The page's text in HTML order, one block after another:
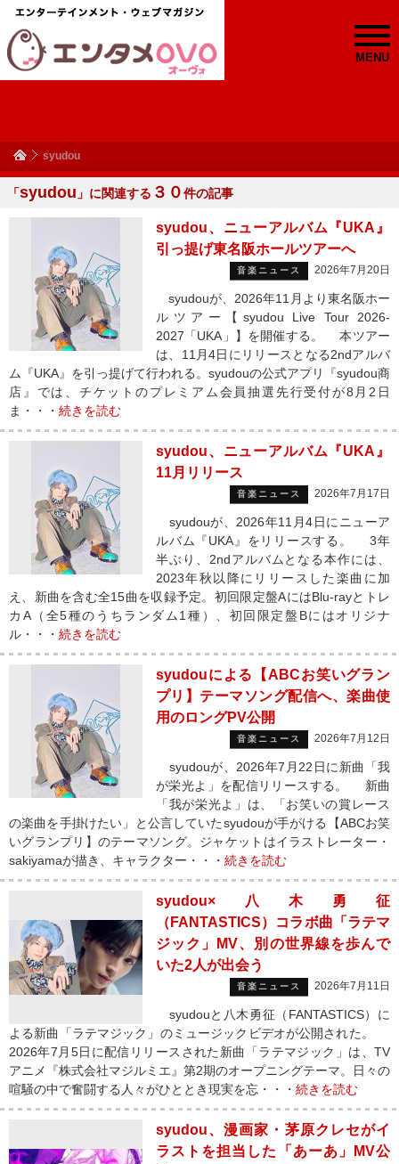
MENU
syudou
「syudou 」に関連する ３０件の記事
syudou、ニューアルバム『UKA』
引っ提げ東名阪ホールツアーへ
音楽ニュース 2026年7月20日
syudouが、2026年11月より東名阪ホー
ルツアー【syudou Live Tour 2026-
2027「UKA」】を開催する。 本ツアー
は、11月4日にリリースとなる2ndアルバ
ム『UKA』を引っ提げて行われる。syudouの公式アプリ『syudou商
店』では、チケットのプレミアム会員抽選先行受付が8月2日
ま・・・ 続きを読む
syudou、ニューアルバム『UKA』
11月リリース
音楽ニュース 2026年7月17日
syudouが、2026年11月4日にニューア
ルバム『UKA』をリリースする。 3年
半ぶり、2ndアルバムとなる本作には、
2023年秋以降にリリースした楽曲に加
え、新曲を含む全15曲を収録予定。初回限定盤AにはBlu-rayとトレ
カA（全5種のうちランダム1種）、初回限定盤Bにはオリジナ
ル・・・ 続きを読む
syudouによる【ABCお笑いグラン
プリ】テーマソング配信へ、楽曲使
用のロングPV公開
音楽ニュース 2026年7月12日
syudouが、2026年7月22日に新曲「我
が栄光よ」を配信リリースする。 新曲
「我が栄光よ」は、「お笑いの賞レース
の楽曲を手掛けたい」と公言していたsyudouが手がける【ABCお笑
いグランプリ】のテーマソング。ジャケットはイラストレーター・
sakiyamaが描き、キャラクター・・・ 続きを読む
syudou×八木勇征
（FANTASTICS）コラボ曲「ラテマ
ジック」MV、別の世界線を歩んで
いた2人が出会う
音楽ニュース 2026年7月11日
syudouと八木勇征（FANTASTICS）に
よる新曲「ラテマジック」のミュージックビデオが公開された。
2026年7月5日に配信リリースされた新曲「ラテマジック」は、TV
アニメ『株式会社マジルミエ』第2期のオープニングテーマ。日々の
喧騒の中で奮闘する人々がひととき現実を忘・・・ 続きを読む
syudou、漫画家・茅原クレセがイ
ラストを担当した「あーあ」MV公